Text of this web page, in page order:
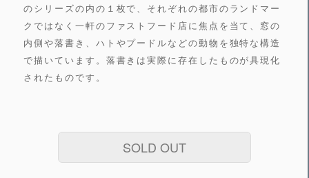
のシリーズの内の１枚で、それぞれの都市のランドマー
クではなく一軒のファストフード店に焦点を当て、窓の
内側や落書き、ハトやプードルなどの動物を独特な構造
で描いています。落書きは実際に存在したものが具現化
されたものです。
SOLD OUT